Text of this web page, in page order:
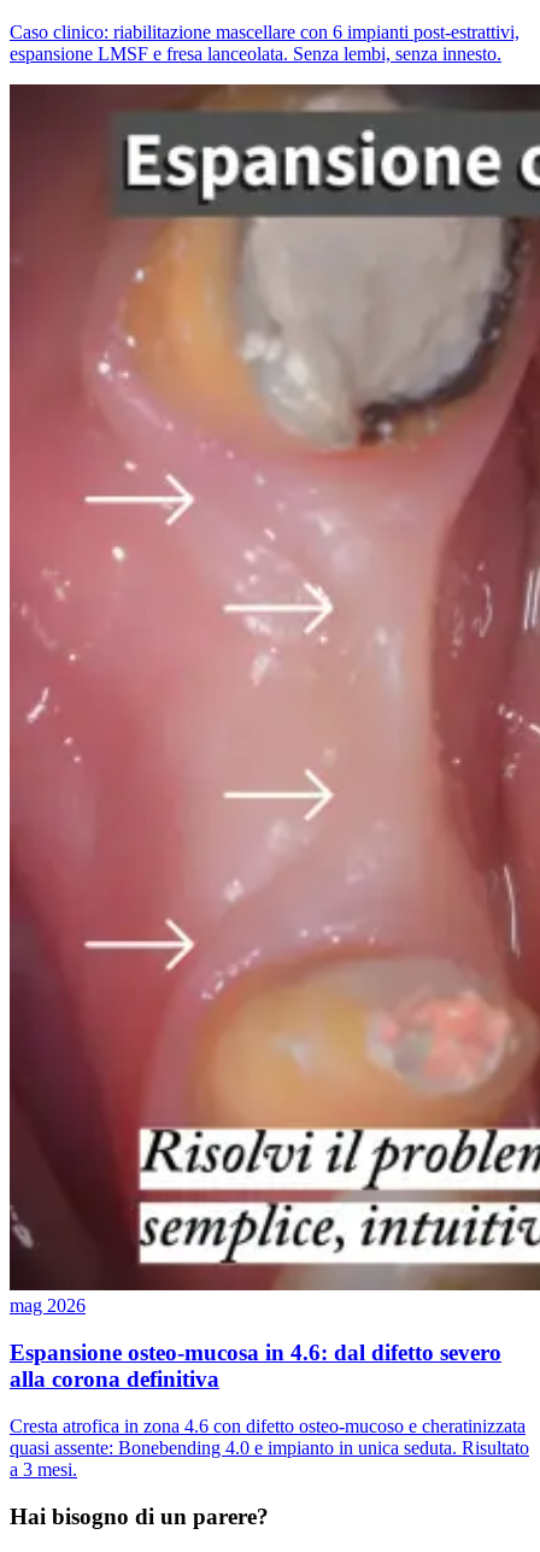
Caso clinico: riabilitazione mascellare con 6 impianti post-estrattivi,
espansione LMSF e fresa lanceolata. Senza lembi, senza innesto.
mag 2026
Espansione osteo-mucosa in 4.6: dal difetto severo
alla corona definitiva
Cresta atrofica in zona 4.6 con difetto osteo-mucoso e cheratinizzata
quasi assente: Bonebending 4.0 e impianto in unica seduta. Risultato
a 3 mesi.
Hai bisogno di un parere?